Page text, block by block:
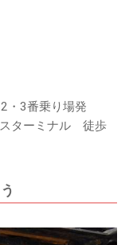
・3番乗り場発
ターミナル 徒歩